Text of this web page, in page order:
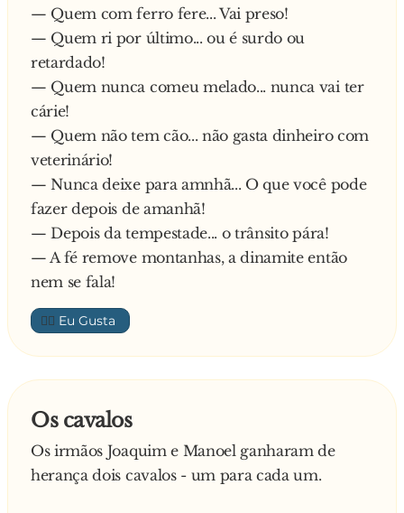
— Quem com ferro fere... Vai preso!
— Quem ri por último... ou é surdo ou
retardado!
— Quem nunca comeu melado... nunca vai ter
cárie!
— Quem não tem cão... não gasta dinheiro com
veterinário!
— Nunca deixe para amnhã... O que você pode
fazer depois de amanhã!
— Depois da tempestade... o trânsito pára!
— A fé remove montanhas, a dinamite então
nem se fala!
👍🏼
Os cavalos
Os irmãos Joaquim e Manoel ganharam de
herança dois cavalos - um para cada um.